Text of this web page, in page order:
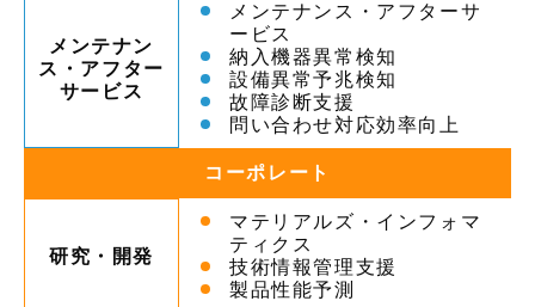
メンテナン
ス・アフター
サービス
メンテナンス・アフターサ
ービス
納入機器異常検知
設備異常予兆検知
故障診断支援
問い合わせ対応効率向上
コーポレート
研究・開発
マテリアルズ・インフォマ
ティクス
技術情報管理支援
製品性能予測